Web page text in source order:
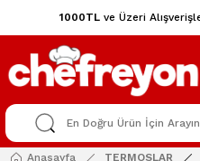
1000TLve Üzeri
Anasayfa TERMOSLAR